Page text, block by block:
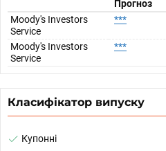
Прогноз
Moody's Investors
Service
***
Moody's Investors
Service
***
Класифікатор випуску
Купонні